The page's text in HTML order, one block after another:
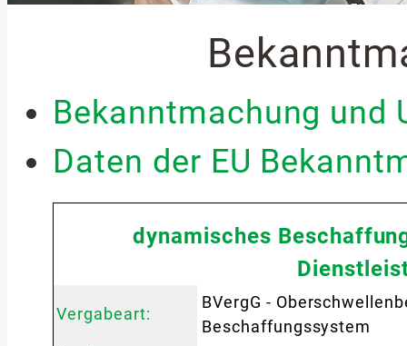
Bekanntmachung und
Daten der EU
dynamisches
Vergabeart:
BVergG -
Beschaffungssystem